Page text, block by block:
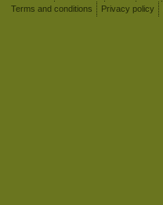
Terms and conditions
Privacy policy